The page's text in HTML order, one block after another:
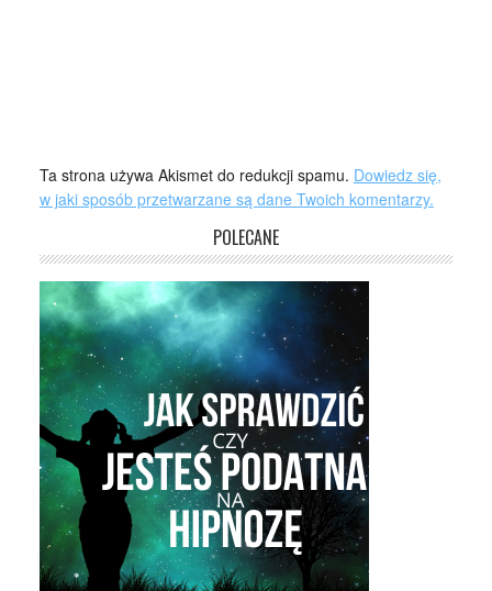
Ta strona używa Akismet do redukcji spamu. Dowiedz się,
w jaki sposób przetwarzane są dane Twoich komentarzy.
POLECANE